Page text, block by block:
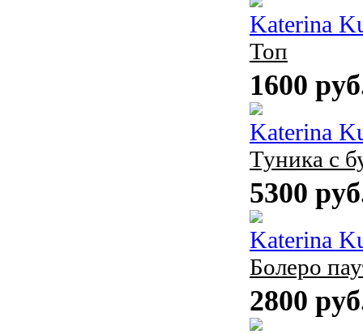
Katerina
Топ
1600
Katerina
Туника с
5300
Katerina
Болеро
2800